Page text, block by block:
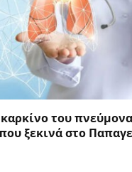
του
ξεκινά στο